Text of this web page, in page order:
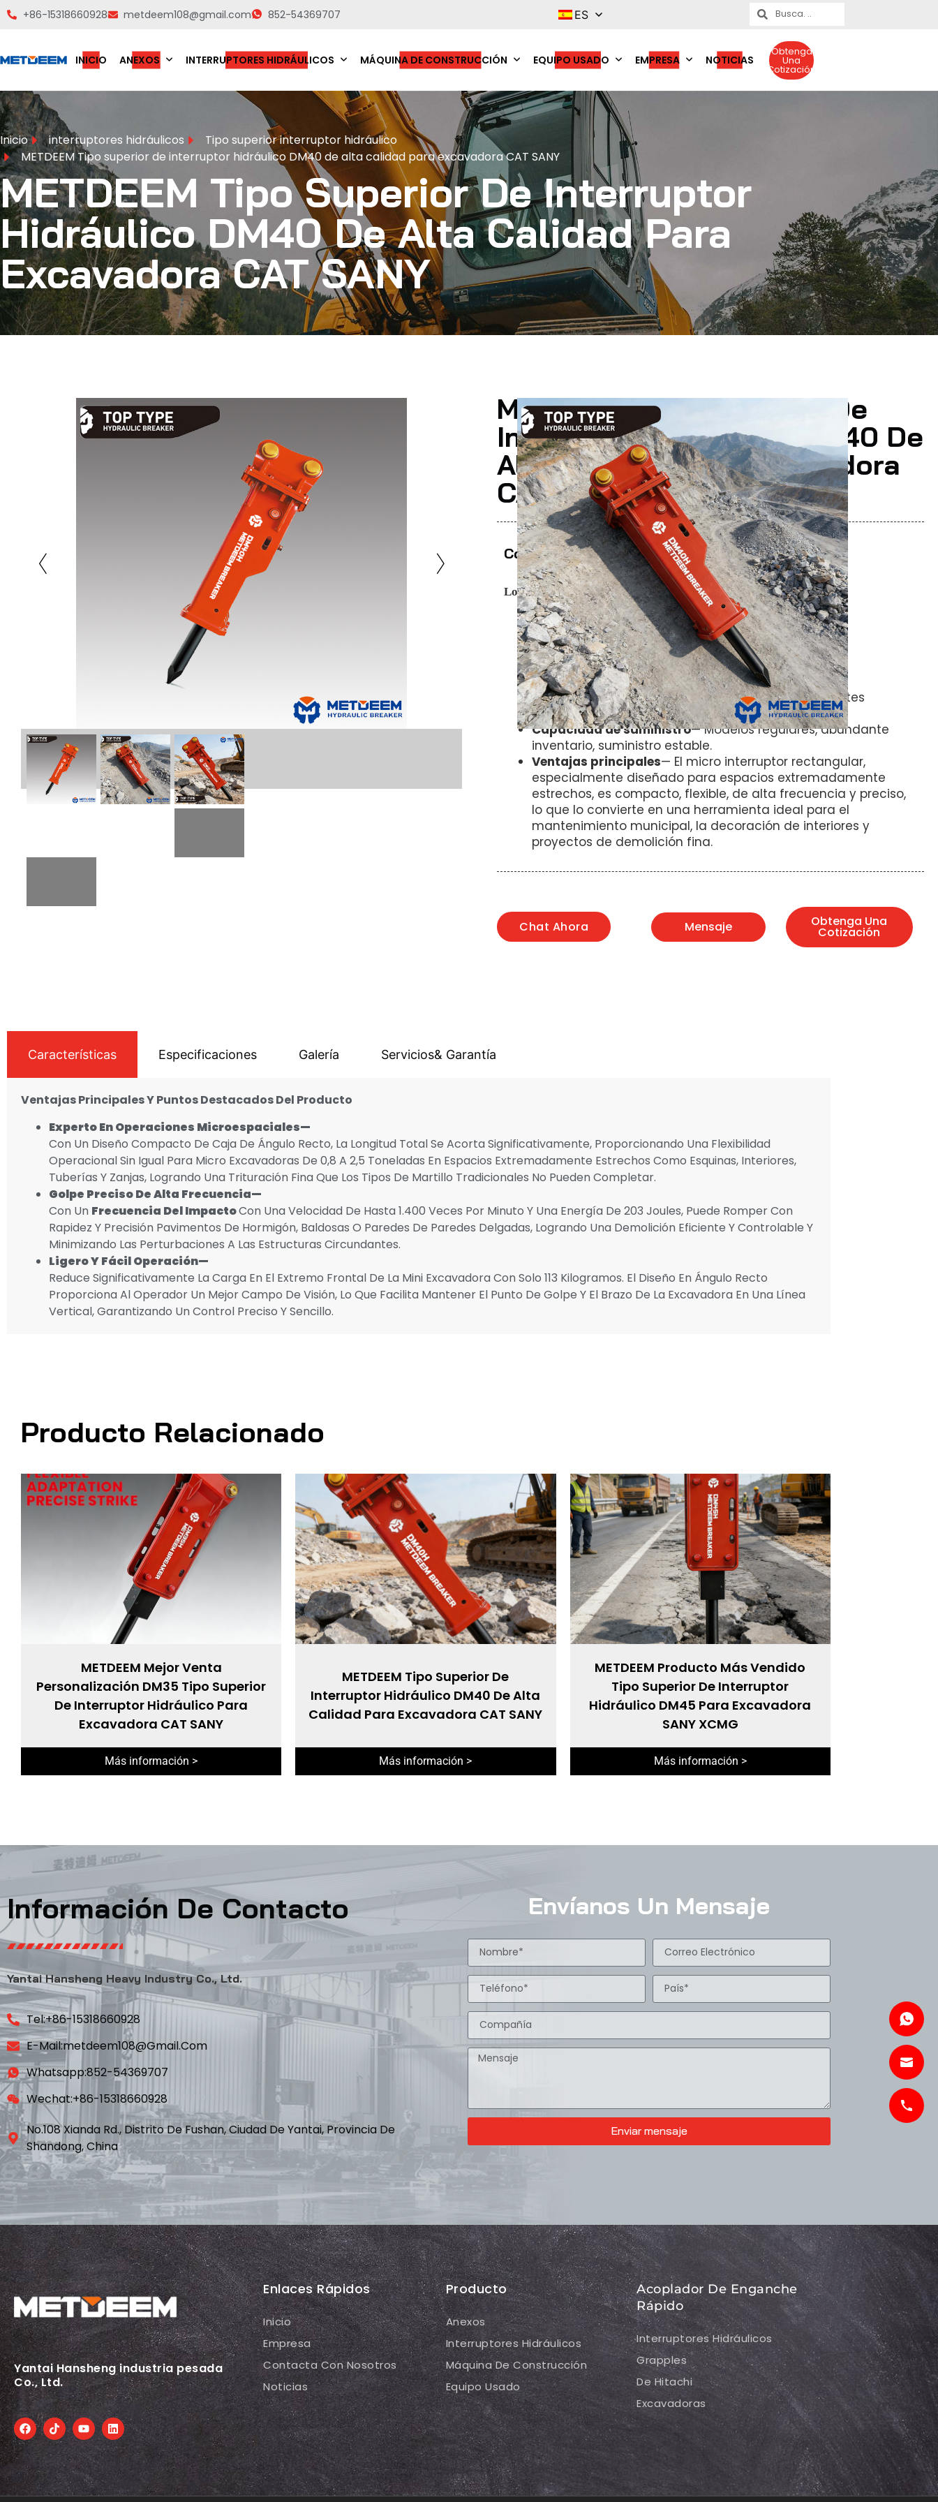
+86-15318660928 metdeem108@gmail.com 852-54369707 ES
INICIO ANEXOS INTERRUPTORES HIDRÁULICOS MÁQUINA DE CONSTRUCCIÓN EQUIPO USADO EMPRESA NOTICIAS
Obtenga
Una
Cotización
Inicio interruptores hidráulicos
Tipo superior interruptor hidráulico
METDEEM Tipo superior de interruptor hidráulico DM40 de alta calidad para excavadora CAT SANY
METDEEM Tipo Superior De Interruptor
Hidráulico DM40 De Alta Calidad Para
Excavadora CAT SANY
METDEEM Tipo Superior De
Interruptor Hidráulico DM40 De
Alta Calidad Para Excavadora
CAT SANY
Comparte Esto
Los expertos recomiendan:
Marca-– METDEEM.
Origen– Yantai, provincia de Shandong, China.
modelo—Tipo de interruptor superiorDM40.
Tamaño—Diámetro del cincel40 mm.
Estándar— Certificación CE.
Método de pago— Soporta pedidos de prueba de lotes
pequeños y ofrece opciones de pago flexibles.
Capacidad de suministro— Modelos regulares, abundante
inventario, suministro estable.
Ventajas principales— El micro interruptor rectangular,
especialmente diseñado para espacios extremadamente
estrechos, es compacto, flexible, de alta frecuencia y preciso,
lo que lo convierte en una herramienta ideal para el
mantenimiento municipal, la decoración de interiores y
proyectos de demolición fina.
Chat Ahora Mensaje Obtenga Una
Cotización
Características Especificaciones Galería Servicios& Garantía
Ventajas PrincipalesY Puntos Destacados Del Producto
Experto En Operaciones Microespaciales—
Con Un Diseño Compacto De Caja De Ángulo Recto, La Longitud Total Se Acorta Significativamente, Proporcionando Una Flexibilidad
Operacional Sin Igual Para Micro Excavadoras De 0,8 A 2,5 Toneladas En Espacios Extremadamente Estrechos Como Esquinas, Interiores,
Tuberías Y Zanjas, Logrando Una Trituración Fina Que Los Tipos De Martillo Tradicionales No Pueden Completar.
Golpe Preciso De Alta Frecuencia—
Con Un Frecuencia Del ImpactoCon Una Velocidad De Hasta 1.400 Veces Por Minuto Y Una Energía De 203 Joules, Puede Romper Con
Rapidez Y Precisión Pavimentos De Hormigón, Baldosas O Paredes De Paredes Delgadas, Logrando Una Demolición Eficiente Y Controlable Y
Minimizando Las Perturbaciones A Las Estructuras Circundantes.
Ligero Y Fácil Operación—
Reduce Significativamente La Carga En El Extremo Frontal De La Mini Excavadora Con Solo 113 Kilogramos. El Diseño En Ángulo Recto
Proporciona Al Operador Un Mejor Campo De Visión, Lo Que Facilita Mantener El Punto De Golpe Y El Brazo De La Excavadora En Una Línea
Vertical, Garantizando Un Control Preciso Y Sencillo.
Producto Relacionado
METDEEM Mejor Venta
Personalización DM35 Tipo Superior
De Interruptor Hidráulico Para
Excavadora CAT SANY
Más información >
METDEEM Tipo Superior De
Interruptor Hidráulico DM40 De Alta
Calidad Para Excavadora CAT SANY
Más información >
METDEEM Producto Más Vendido
Tipo Superior De Interruptor
Hidráulico DM45 Para Excavadora
SANY XCMG
Más información >
Información De Contacto
Yantai Hansheng Heavy Industry Co., Ltd.
Tel:+86-15318660928
E-Mail:metdeem108@gmail.com
Whatsapp:852-54369707
Wechat:+86-15318660928
No.108 Xianda Rd., Distrito De Fushan, Ciudad De Yantai, Provincia De
Shandong, China
Envíanos Un Mensaje
Enviar mensaje
Yantai Hansheng industria pesada
Co., Ltd.
Enlaces Rápidos
Inicio
Empresa
Contacta Con Nosotros
Noticias
Producto
Anexos
Interruptores Hidráulicos
Máquina De Construcción
Equipo Usado
Acoplador De Enganche
Rápido
Interruptores Hidráulicos
Grapples
De Hitachi
Excavadoras